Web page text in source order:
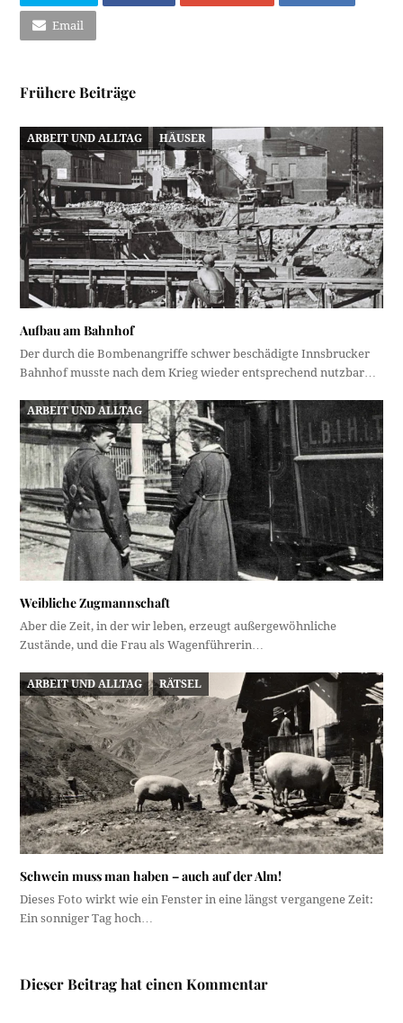
Email
Frühere Beiträge
ARBEIT UND ALLTAG HÄUSER
Aufbau am Bahnhof
Der durch die Bombenangriffe schwer beschädigte Innsbrucker
Bahnhof musste nach dem Krieg wieder entsprechend nutzbar…
ARBEIT UND ALLTAG
Weibliche Zugmannschaft
Aber die Zeit, in der wir leben, erzeugt außergewöhnliche
Zustände, und die Frau als Wagenführerin…
ARBEIT UND ALLTAG RÄTSEL
Schwein muss man haben – auch auf der Alm!
Dieses Foto wirkt wie ein Fenster in eine längst vergangene Zeit:
Ein sonniger Tag hoch…
Dieser Beitrag hat einen Kommentar